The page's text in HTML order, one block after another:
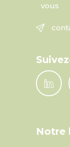
vous
Notre